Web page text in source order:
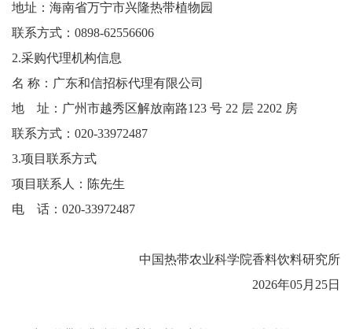
地址：海南省万宁市兴隆热带植物园
联系方式： 0898-62556606
2.采购代理机构信息
名 称：广东和信招标代理有限公司
地 址：广州市越秀区解放南路123 号 22 层 2202 房
联系方式： 020-33972487
3.项目联系方式
项目联系人： 陈先生
电 话： 020-33972487
中国热带农业科学院香料饮料研究所
2026年05月25日